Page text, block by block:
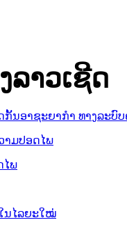
າວເຊີດ
ນອາຊະຍາກຳ ທາງລະບົບ
າມປອດໄພ
ໄພ
ນໄລຍະໃໝ່